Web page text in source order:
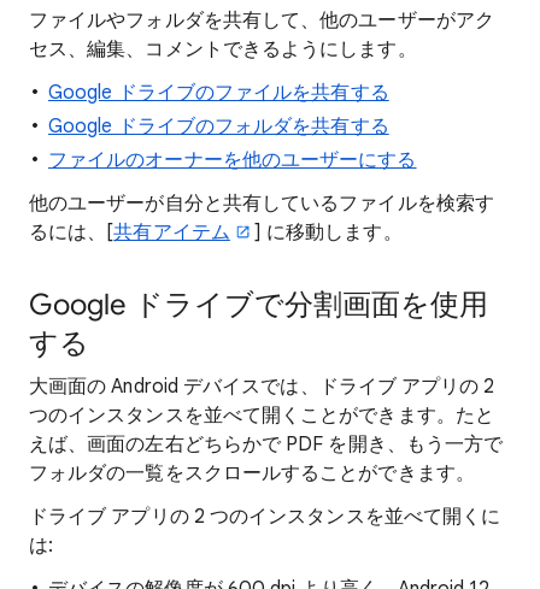
ファイルやフォルダを共有して、他のユーザーがアク
セス、編集、コメントできるようにします。
Google ドライブのファイルを共有する
Google ドライブのフォルダを共有する
ファイルのオーナーを他のユーザーにする
他のユーザーが自分と共有しているファイルを検索す
るには、[共有アイテム ] に移動します。
Google ドライブで分割画面を使用
する
大画面の Android デバイスでは、ドライブ アプリの 2
つのインスタンスを並べて開くことができます。たと
えば、画面の左右どちらかで PDF を開き、もう一方で
フォルダの一覧をスクロールすることができます。
ドライブ アプリの 2 つのインスタンスを並べて開くに
は: